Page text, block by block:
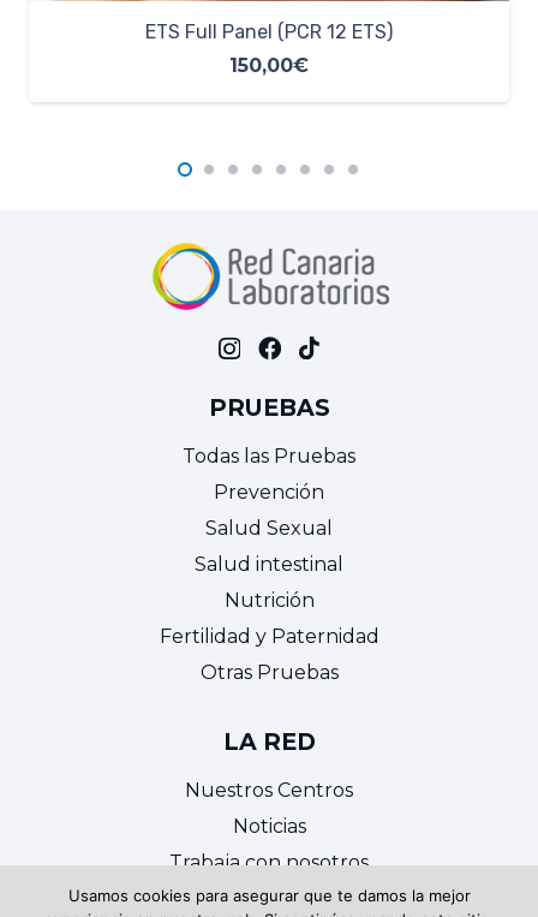
HIV (Sida)
23,00
PRUEBAS
Todas las Pruebas
Prevención
Salud Sexual
Salud intestinal
Nutrición
Fertilidad y Paternidad
Otras Pruebas
LA RED
Nuestros Centros
Noticias
Trabaja con nosotros
Contacto
Usamos cookies para asegurar que te damos la mejor